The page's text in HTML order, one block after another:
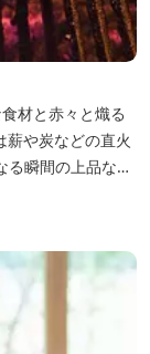
瞬間の上品な香
を塊でじっくり
豪快さをコース
躍するシェフ・手